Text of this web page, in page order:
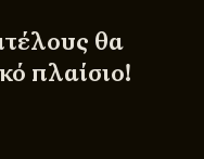
θα
πλαίσιο!